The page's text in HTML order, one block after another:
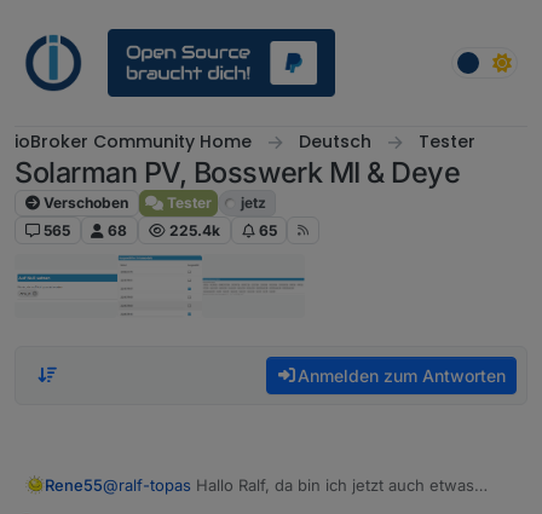
ioBroker Community Home Deutsch Tester
Solarman PV, Bosswerk MI & Deye
Verschoben Tester
jetz
565
68 225.4k 65
Anmelden zum Antworten
Rene55@ralf-topas Hallo Ralf, da bin ich jetzt auch etwas